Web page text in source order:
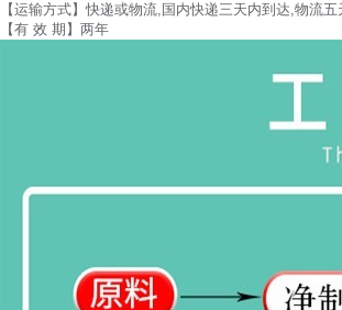
【运输方式】快递或物流,国内快递三天内到达,物流
【有 效 期】两年